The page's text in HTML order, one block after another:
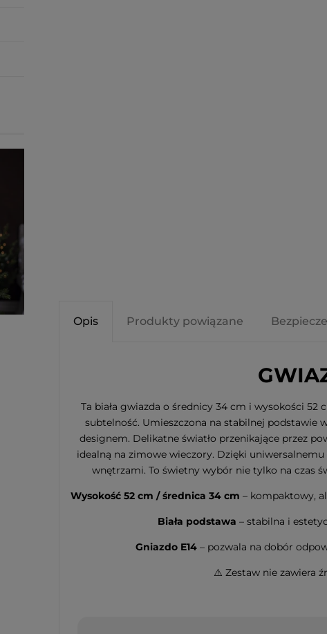
Bombka szklana z
powiadom o dostępności
Scenka świąteczna
do koszyka
Opis Produkty powiązane
Ta biała gwiazda o średnicy 34 cm i wysokości
subtelność. Umieszczona na stabilnej podstawie
designem. Delikatne światło przenikające przez
idealną na zimowe wieczory. Dzięki
wnętrzami. To świetny wybór nie tylko na czas
Wysokość 52 cm / średnica 34 cm – kompaktowy,
Biała podstawa – stabilna i
Gniazdo E14– pozwala na dobór
⚠️ Zestaw nie zawiera